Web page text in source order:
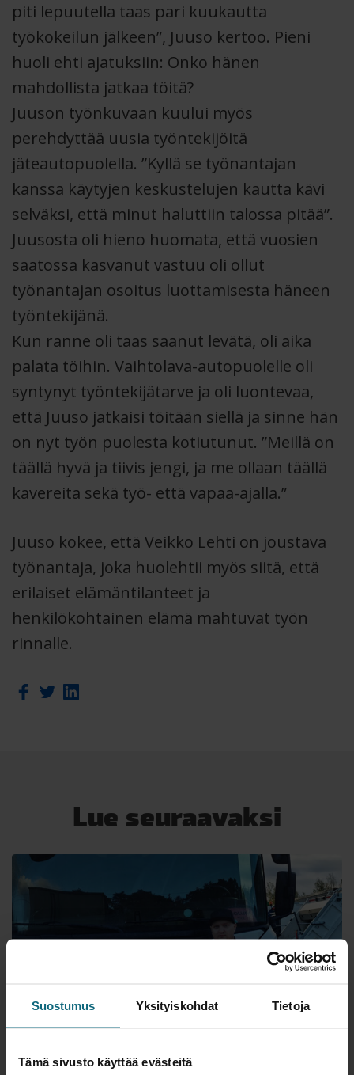
Suostumus Yksityiskohdat Tietoja
Tämä sivusto käyttää evästeitä
piti lepuutella taas pari kuukautta
työkokeilun jälkeen”, Juuso kertoo. Pieni
huoli ehti ajatuksiin: Onko hänen
mahdollista jatkaa töitä?
Juuson työnkuvaan kuului myös
perehdyttää uusia työntekijöitä
jäteautopuolella. ”Kyllä se työnantajan
kanssa käytyjen keskustelujen kautta kävi
selväksi, että minut haluttiin talossa pitää”.
Juusosta oli hieno huomata, että vuosien
saatossa kasvanut vastuu oli ollut
työnantajan osoitus luottamisesta häneen
työntekijänä.
Kun ranne oli taas saanut levätä, oli aika
palata töihin. Vaihtolava-autopuolelle oli
syntynyt työntekijätarve ja oli luontevaa,
että Juuso jatkaisi töitään siellä ja sinne hän
on nyt työn puolesta kotiutunut. ”Meillä on
täällä hyvä ja tiivis jengi, ja me ollaan täällä
kavereita sekä työ- että vapaa-ajalla.”
Juuso kokee, että Veikko Lehti on joustava
työnantaja, joka huolehtii myös siitä, että
erilaiset elämäntilanteet ja
henkilökohtainen elämä mahtuvat työn
rinnalle.
Lue seuraavaksi
TYÖNTEKIJÄTARINA